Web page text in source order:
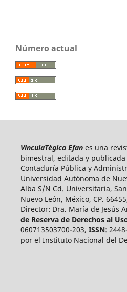
Número actual
VinculaTégica Efanes una
bimestral, editada y
Contaduría Pública y
Universidad Autónoma de
Alba S/N Cd. Universitaria,
Nuevo León, México, CP.
Director: Dra. María de Jesús
de Reserva de Derechos al
060713503700-203, ISSN:
por el Instituto Nacional del